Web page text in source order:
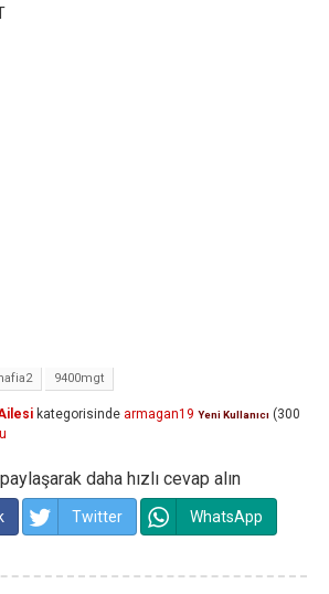
9400mgt
kategorisinde armagan19 Yeni Kullanıcı (300
daha hızlı cevap alın
Twitter WhatsApp